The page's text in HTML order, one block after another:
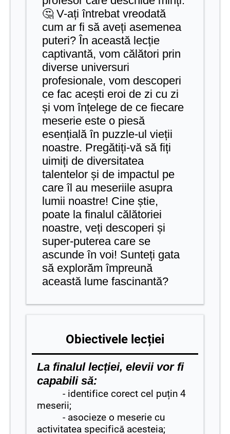
🤔 V-ați întrebat vreodată
cum ar fi să aveți asemenea
puteri? În această lecție
captivantă, vom călători prin
diverse universuri
profesionale, vom descoperi
ce fac acești eroi de zi cu zi
și vom înțelege de ce fiecare
meserie este o piesă
esențială în puzzle-ul vieții
noastre. Pregătiți-vă să fiți
uimiți de diversitatea
talentelor și de impactul pe
care îl au meseriile asupra
lumii noastre! Cine știe,
poate la finalul călătoriei
noastre, veți descoperi și
super-puterea care se
ascunde în voi! Sunteți gata
să explorăm împreună
această lume fascinantă?
Obiectivele lecției
La finalul lecției, elevii vor fi
capabili să:
- identifice corect cel puțin 4
meserii;
- asocieze o meserie cu
activitatea specifică acesteia;